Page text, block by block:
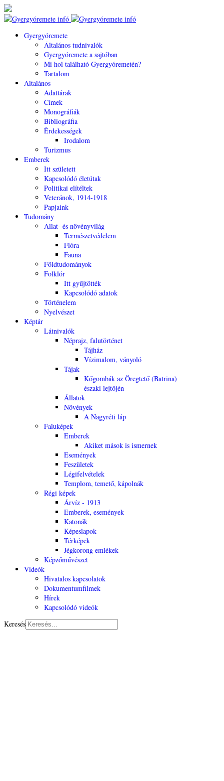
Gyergyóremete
Általános tudnivalók
Gyergyóremete a sajtóban
Mi hol található Gyergyóremetén?
Tartalom
Általános
Adattárak
Címek
Monográfiák
Bibliográfia
Érdekességek
Irodalom
Turizmus
Emberek
Itt született
Kapcsolódó életútak
Politikai elítéltek
Veteránok, 1914-1918
Papjaink
Tudomány
Állat- és növényvilág
Természetvédelem
Flóra
Fauna
Földtudományok
Folklór
Itt gyűjtötték
Kapcsolódó adatok
Történelem
Nyelvészet
Képtár
Látnivalók
Néprajz, falutörténet
Tájház
Vízimalom, ványoló
Tájak
Kőgombák az Öregtető (Batrina)
északi lejtőjén
Állatok
Növények
A Nagyréti láp
Faluképek
Emberek
Akiket mások is ismernek
Események
Feszületek
Légifelvételek
Templom, temető, kápolnák
Régi képek
Árvíz - 1913
Emberek, események
Katonák
Képeslapok
Térképek
Jégkorong emlékek
Képzőművészet
Videók
Hivatalos kapcsolatok
Dokumentumfilmek
Hírek
Kapcsolódó videók
Keresés